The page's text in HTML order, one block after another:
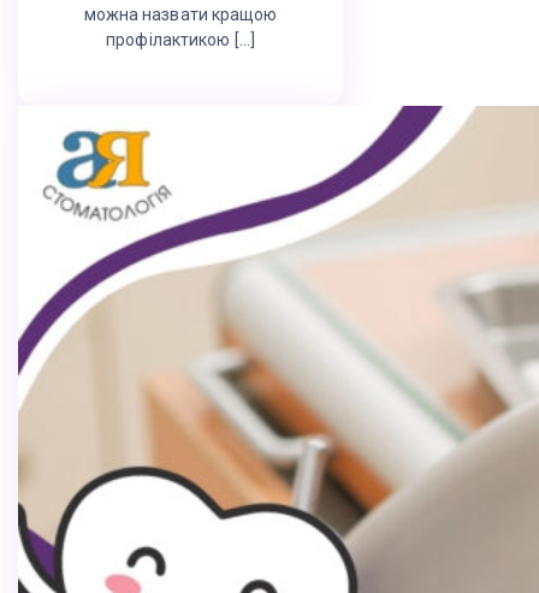
можна назвати кращою
профілактикою […]